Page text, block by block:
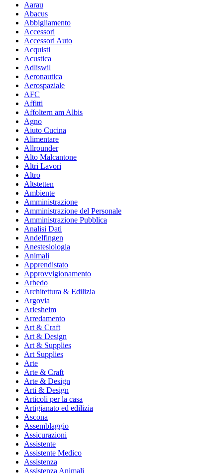
Aarau
Abacus
Abbigliamento
Accessori
Accessori Auto
Acquisti
Acustica
Adliswil
Aeronautica
Aerospaziale
AFC
Affitti
Affoltern am Albis
Agno
Aiuto Cucina
Alimentare
Allrounder
Alto Malcantone
Altri Lavori
Altro
Altstetten
Ambiente
Amministrazione
Amministrazione del Personale
Amministrazione Pubblica
Analisi Dati
Andelfingen
Anestesiologia
Animali
Apprendistato
Approvvigionamento
Arbedo
Architettura & Edilizia
Argovia
Arlesheim
Arredamento
Art & Craft
Art & Design
Art & Supplies
Art Supplies
Arte
Arte & Craft
Arte & Design
Arti & Design
Articoli per la casa
Artigianato ed edilizia
Ascona
Assemblaggio
Assicurazioni
Assistente
Assistente Medico
Assistenza
Assistenza Animali